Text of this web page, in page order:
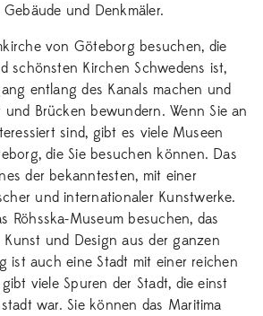
und Denkmäler.
von Göteborg besuchen, die
schönsten Kirchen Schwedens ist,
entlang des Kanals machen und
Brücken bewundern. Wenn Sie an
sind, gibt es viele Museen
die Sie besuchen können. Das
der bekanntesten, mit einer
und internationaler Kunstwerke.
Röhsska-Museum besuchen, das
und Design aus der ganzen
ist auch eine Stadt mit einer reichen
viele Spuren der Stadt, die einst
war. Sie können das Maritima